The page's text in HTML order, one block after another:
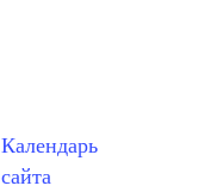
Календарь
сайта